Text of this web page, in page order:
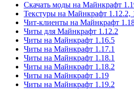
Скачать моды на Майнкрафт
Текстуры на Майнкрафт 1.12.2,
Чит-клиенты на Майнкрафт
Читы для Майнкрафт 1.12.2
Читы на Майнкрафт 1.16.5
Читы на Майнкрафт 1.17.1
Читы на Майнкрафт 1.18.1
Читы на Майнкрафт 1.18.2
Читы на Майнкрафт 1.19
Читы на Майнкрафт 1.19.2